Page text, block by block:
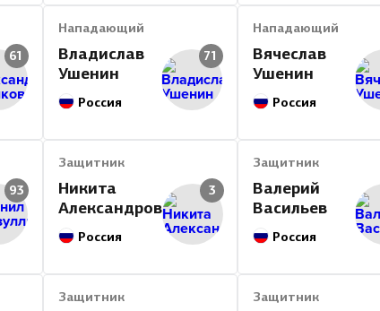
61
Нападающий
Владислав
Ушенин
Россия
71
Нападающий
Вячеслав
Ушенин
Россия
93
Защитник
Никита
Александров
Россия
3
Защитник
Валерий
Васильев
Россия
Защитник Защитник